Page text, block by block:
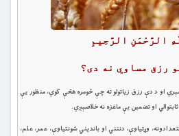
الرَّحْمَنِ الرَّحِيمِ
رزق مساوي نه دی؟
او د دې رزق زياتولو ته چې څومره هڅې کوي، منظور يې
او تضمين يې ماغزه نه خلاصېږي.
وړتياوې، دننني او بانديني شونتياوې، عمر، علم،